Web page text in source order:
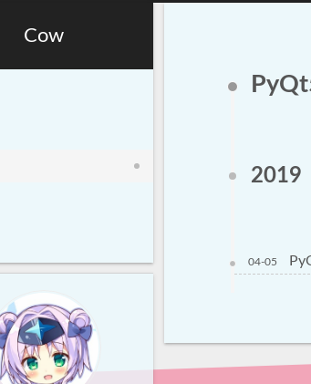
Cow
2019
04-05